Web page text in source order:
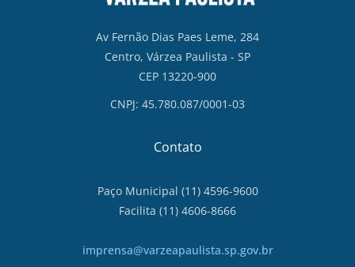
Av Fernão Dias Paes Leme, 284
Centro, Várzea Paulista - SP
CEP 13220-900
CNPJ: 45.780.087/0001-03
Contato
Paço Municipal (11) 4596-9600
Facilita (11) 4606-8666
imprensa@varzeapaulista.sp.gov.br